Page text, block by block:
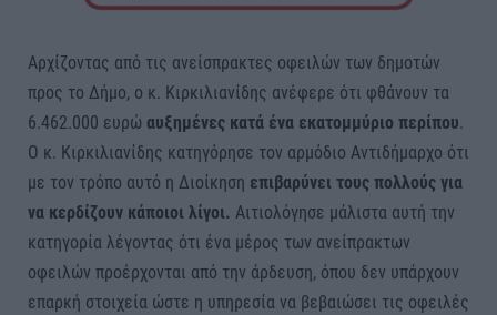
Αρχίζοντας από τις ανείσπρακτες οφειλών των δημοτών
προς το Δήμο, ο κ. Κιρκιλιανίδης ανέφερε ότι φθάνουν τα
6.462.000 ευρώ αυξημένες κατά ένα εκατομμύριο περίπου.
Ο κ. Κιρκιλιανίδης κατηγόρησε τον αρμόδιο Αντιδήμαρχο ότι
με τον τρόπο αυτό η Διοίκηση επιβαρύνει τους πολλούς για
να κερδίζουν κάποιοι λίγοι. Αιτιολόγησε μάλιστα αυτή την
κατηγορία λέγοντας ότι ένα μέρος των ανείπρακτων
οφειλών προέρχονται από την άρδευση, όπου δεν υπάρχουν
επαρκή στοιχεία ώστε η υπηρεσία να βεβαιώσει τις οφειλές